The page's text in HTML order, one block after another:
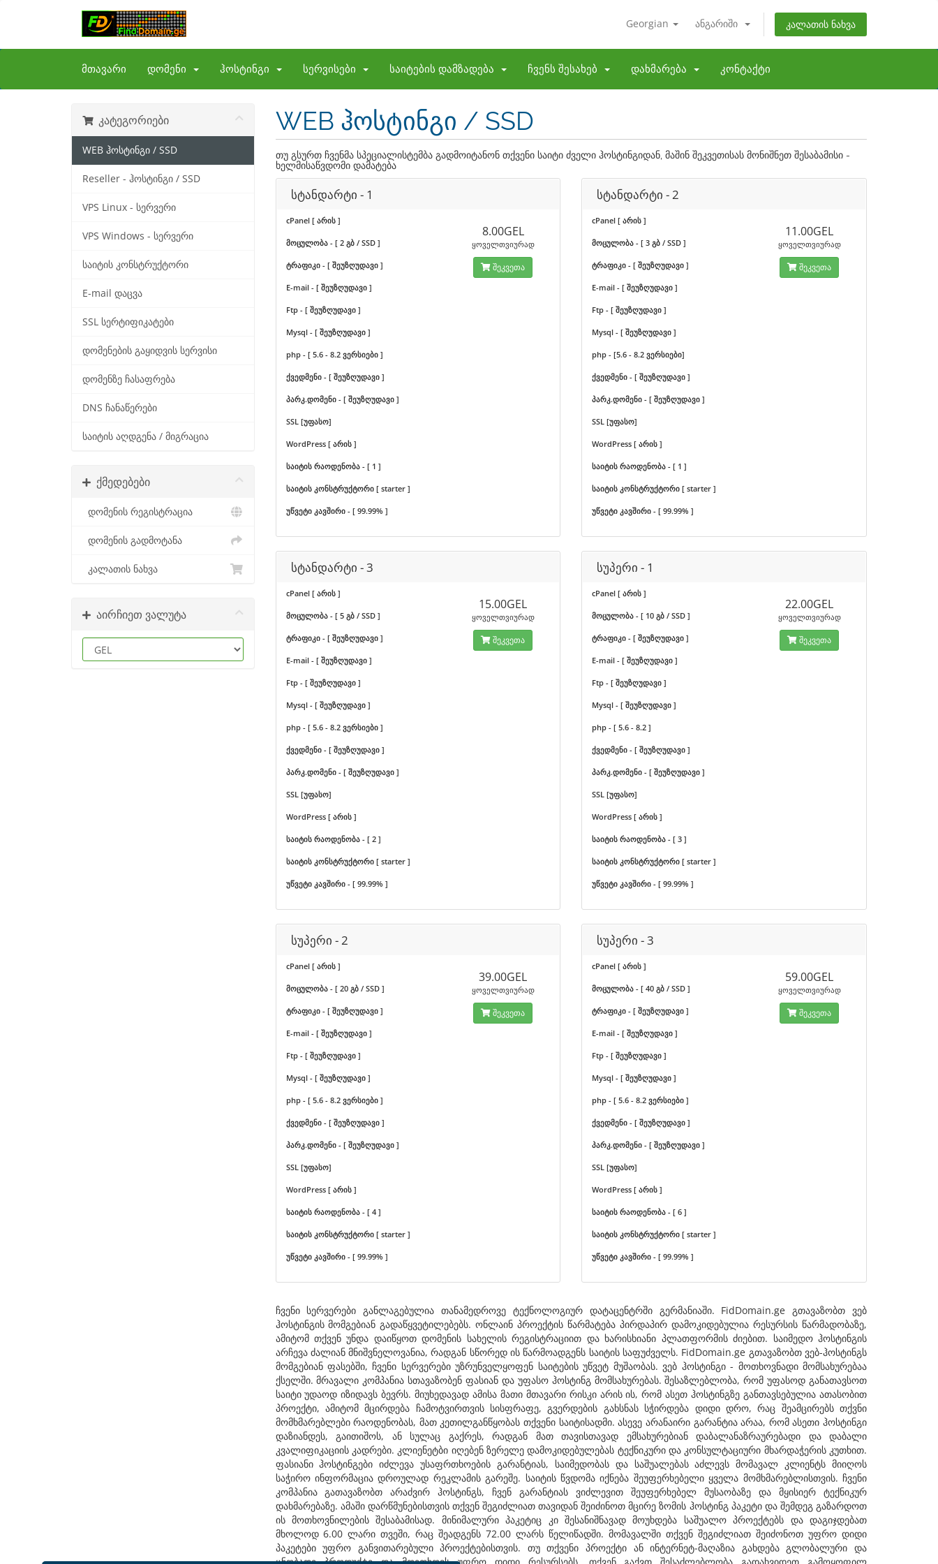
Georgian ანგარიში კალათის ნახვა
მთავარი დომენი ჰოსტინგი სერვისები საიტების დამზადება ჩვენს შესახებ დახმარება კონტაქტი
კატეგორიები
WEB ჰოსტინგი / SSD
Reseller - ჰოსტინგი / SSD
VPS Linux - სერვერი
VPS Windows - სერვერი
საიტის კონსტრუქტორი
E-mail დაცვა
SSL სერტიფიკატები
დომენების გაყიდვის სერვისი
დომენზე ჩასაფრება
DNS ჩანაწერები
საიტის აღდგენა / მიგრაცია
ქმედებები
დომენის რეგისტრაცია
დომენის გადმოტანა
კალათის ნახვა
აირჩიეთ ვალუტა
WEB ჰოსტინგი / SSD
თუ გსურთ ჩვენმა სპეციალისტემბა გადმოიტანონ თქვენი საიტი ძველი ჰოსტინგიდან, მაშინ შეკვეთისას მონიშნეთ შესაბამისი -
ხელმისაწვდომი დამატება
სტანდარტი - 1
cPanel [ არის ]
მოცულობა - [ 2 გბ / SSD ]
ტრაფიკი - [ შეუზღუდავი ]
E-mail - [ შეუზღუდავი ]
Ftp - [ შეუზღუდავი ]
Mysql - [ შეუზღუდავი ]
php - [ 5.6 - 8.2 ვერსიები ]
ქვედმენი - [ შეუზღუდავი ]
პარკ.დომენი - [ შეუზღუდავი ]
SSL [უფასო]
WordPress [ არის ]
საიტის რაოდენობა - [ 1 ]
საიტის კონსტრუქტორი [ starter ]
უწვეტი კავშირი - [ 99.99% ]
8.00GEL
ყოველთვიურად
შეკვეთა
სტანდარტი - 2
cPanel [ არის ]
მოცულობა - [ 3 გბ / SSD ]
ტრაფიკი - [ შეუზღუდავი ]
E-mail - [ შეუზღუდავი ]
Ftp - [ შეუზღუდავი ]
Mysql - [ შეუზღუდავი ]
php - [5.6 - 8.2 ვერსიები]
ქვედმენი - [ შეუზღუდავი ]
პარკ.დომენი - [ შეუზღუდავი ]
SSL [უფასო]
WordPress [ არის ]
საიტის რაოდენობა - [ 1 ]
საიტის კონსტრუქტორი [ starter ]
უწვეტი კავშირი - [ 99.99% ]
11.00GEL
ყოველთვიურად
შეკვეთა
სტანდარტი - 3
cPanel [ არის ]
მოცულობა - [ 5 გბ / SSD ]
ტრაფიკი - [ შეუზღუდავი ]
E-mail - [ შეუზღუდავი ]
Ftp - [ შეუზღუდავი ]
Mysql - [ შეუზღუდავი ]
php - [ 5.6 - 8.2 ვერსიები ]
ქვედმენი - [ შეუზღუდავი ]
პარკ.დომენი - [ შეუზღუდავი ]
SSL [უფასო]
WordPress [ არის ]
საიტის რაოდენობა - [ 2 ]
საიტის კონსტრუქტორი [ starter ]
უწვეტი კავშირი - [ 99.99% ]
15.00GEL
ყოველთვიურად
შეკვეთა
სუპერი - 1
cPanel [ არის ]
მოცულობა - [ 10 გბ / SSD ]
ტრაფიკი - [ შეუზღუდავი ]
E-mail - [ შეუზღუდავი ]
Ftp - [ შეუზღუდავი ]
Mysql - [ შეუზღუდავი ]
php - [ 5.6 - 8.2 ]
ქვედმენი - [ შეუზღუდავი ]
პარკ.დომენი - [ შეუზღუდავი ]
SSL [უფასო]
WordPress [ არის ]
საიტის რაოდენობა - [ 3 ]
საიტის კონსტრუქტორი [ starter ]
უწვეტი კავშირი - [ 99.99% ]
22.00GEL
ყოველთვიურად
შეკვეთა
სუპერი - 2
cPanel [ არის ]
მოცულობა - [ 20 გბ / SSD ]
ტრაფიკი - [ შეუზღუდავი ]
E-mail - [ შეუზღუდავი ]
Ftp - [ შეუზღუდავი ]
Mysql - [ შეუზღუდავი ]
php - [ 5.6 - 8.2 ვერსიები ]
ქვედმენი - [ შეუზღუდავი ]
პარკ.დომენი - [ შეუზღუდავი ]
SSL [უფასო]
WordPress [ არის ]
საიტის რაოდენობა - [ 4 ]
საიტის კონსტრუქტორი [ starter ]
უწვეტი კავშირი - [ 99.99% ]
39.00GEL
ყოველთვიურად
შეკვეთა
სუპერი - 3
cPanel [ არის ]
მოცულობა - [ 40 გბ / SSD ]
ტრაფიკი - [ შეუზღუდავი ]
E-mail - [ შეუზღუდავი ]
Ftp - [ შეუზღუდავი ]
Mysql - [ შეუზღუდავი ]
php - [ 5.6 - 8.2 ვერსიები ]
ქვედმენი - [ შეუზღუდავი ]
პარკ.დომენი - [ შეუზღუდავი ]
SSL [უფასო]
WordPress [ არის ]
საიტის რაოდენობა - [ 6 ]
საიტის კონსტრუქტორი [ starter ]
უწვეტი კავშირი - [ 99.99% ]
59.00GEL
ყოველთვიურად
შეკვეთა
ჩვენი სერვერები განლაგებულია თანამედროვე ტექნოლოგიურ დატაცენტრში გერმანიაში. FidDomain.ge გთავაზობთ ვებ
ჰოსტინგის მომგებიან გადაწყვეტილებებს. ონლაინ პროექტის წარმატება პირდაპირ დამოკიდებულია რესურსის წარმადობაზე,
ამიტომ თქვენ უნდა დაიწყოთ დომენის სახელის რეგისტრაციით და ხარისხიანი პლათფორმის ძიებით. საიმედო ჰოსტინგის
არჩევა ძალიან მნიშვნელოვანია, რადგან სწორედ ის წარმოადგენს საიტის საფუძველს. FidDomain.ge გთავაზობთ ვებ-ჰოსტინგს
მომგებიან ფასებში, ჩვენი სერვერები უზრუნველყოფენ საიტების უწვეტ მუშაობას. ვებ ჰოსტინგი - მოთხოვნადი მომსახურებაა
ქსელში. მრავალი კომპანია სთავაზობენ ფასიან და უფასო ჰოსტინგ მომსახურებას. შესაზლებლობა, რომ უფასოდ განათავსოთ
საიტი უდაოდ იზიდავს ბევრს. მიუხედავად ამისა მათი მთავარი რისკი არის ის, რომ ასეთ ჰოსტინგზე განთავსებულია ათასობით
პროექტი, ამიტომ მცირდება ჩამოტვირთვის სისფრაფე, გვერდების გახსნას სჭირდება დიდი დრო, რაც შეამცირებს თქვნი
მომხმარებლები რაოდენობას, მათ კეთილგანწყობას თქვენი საიტისადმი. ასევე არანაირი გარანტია არაა, რომ ასეთი ჰოსტინგი
დაზიანდეს, გაითიშოს, ან სულაც გაქრეს, რადგან მათ თავისთავად ემსახურებიან დაბალანაზრაურებადი და დაბალი
კვალიფიკაციის კადრები. კლიენეტბი იღებენ ზერელე დამოკიდებულებას ტექნიკური და კონსულტაციური მხარდაჭერის კუთხით.
ფასიანი ჰოსტინგები იძლევა უსაფრთხოების გარანტიას, საიმედობას და საშუალებას აძლევს მომავალ კლიენტს მიიღოს
საჭირო ინფორმაცია დროულად რეკლამის გარეშე. საიტის წვდომა იქნება შეუფერხებელი ყველა მომხმარებლისთვის. ჩვენი
კომპანია გათავაზობთ არაძვირ ჰოსტინგს, ჩვენ გარანტიას ვიძლევით შეუფერხებელ მუსაობაზე და მყისიერ ტექნიკურ
დახმარებაზე. ამაში დარწმუნებისთვის თქვენ შეგიძლიათ თავიდან შეიძინოთ მცირე ზომის ჰოსტინგ პაკეტი და შემდეგ გაზარდოთ
ის მოთხოვნილების შესაბამისად. მინიმალური პაკეტიც კი შესანიშნავად მოუხდება საშუალო პროექტებს და დაგიჯდებათ
მხოლოდ 6.00 ლარი თვეში, რაც შეადგენს 72.00 ლარს წელიწადში. მომავალში თქვენ შეგიძლიათ შეიძონოთ უფრო დიდი
პაკეტები უფრო განვითარებული პროექტებისთვის. თუ თქვენი პროექტი ან ინტერნეტ-მაღაზია გახდება გლობალური და